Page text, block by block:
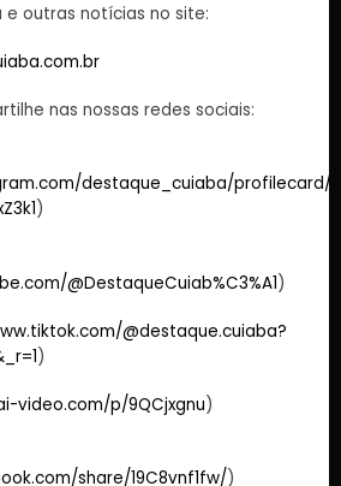
outras notícias no site:
nas nossas redes sociais:
destaque_cuiaba/profilecard/?
)
@DestaqueCuiab%C3%A1)
@destaque.cuiaba?
)
video.com/p/9QCjxgnu)
share/19C8vnf1fw/)